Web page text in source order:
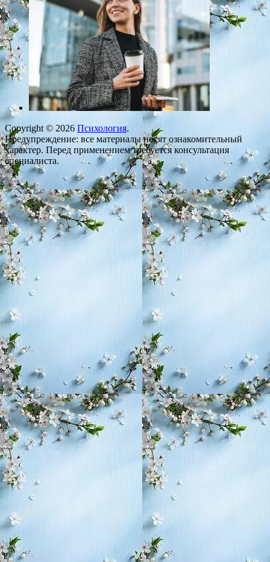
Copyright © 2026 Психология.
Предупреждение: все материалы носят ознакомительный
характер. Перед применением требуется консультация
специалиста.